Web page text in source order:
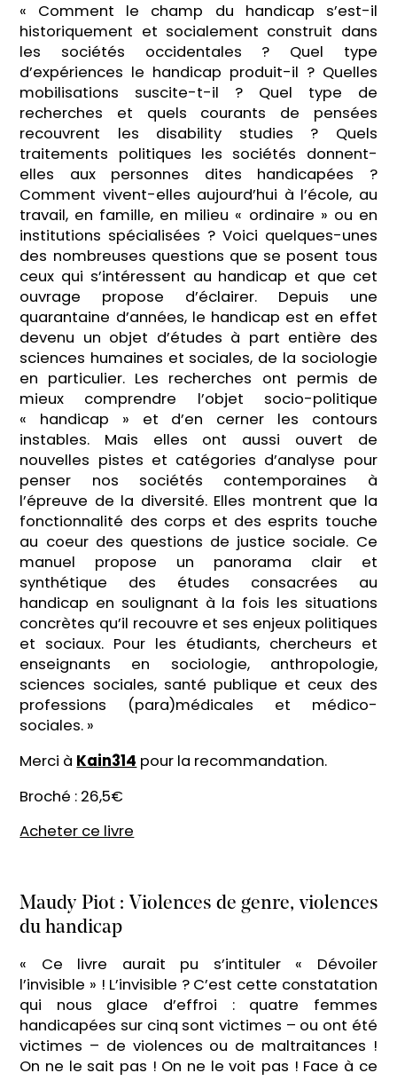
« Comment le champ du handicap s’est-il
historiquement et socialement construit dans
les sociétés occidentales ? Quel type
d’expériences le handicap produit-il ? Quelles
mobilisations suscite-t-il ? Quel type de
recherches et quels courants de pensées
recouvrent les disability studies ? Quels
traitements politiques les sociétés donnent-
elles aux personnes dites handicapées ?
Comment vivent-elles aujourd’hui à l’école, au
travail, en famille, en milieu « ordinaire » ou en
institutions spécialisées ? Voici quelques-unes
des nombreuses questions que se posent tous
ceux qui s’intéressent au handicap et que cet
ouvrage propose d’éclairer. Depuis une
quarantaine d’années, le handicap est en effet
devenu un objet d’études à part entière des
sciences humaines et sociales, de la sociologie
en particulier. Les recherches ont permis de
mieux comprendre l’objet socio-politique
« handicap » et d’en cerner les contours
instables. Mais elles ont aussi ouvert de
nouvelles pistes et catégories d’analyse pour
penser nos sociétés contemporaines à
l’épreuve de la diversité. Elles montrent que la
fonctionnalité des corps et des esprits touche
au coeur des questions de justice sociale. Ce
manuel propose un panorama clair et
synthétique des études consacrées au
handicap en soulignant à la fois les situations
concrètes qu’il recouvre et ses enjeux politiques
et sociaux. Pour les étudiants, chercheurs et
enseignants en sociologie, anthropologie,
sciences sociales, santé publique et ceux des
professions (para)médicales et médico-
sociales. »
Merci à Kain314 pour la recommandation.
Broché : 26,5€
Acheter ce livre
Maudy Piot : Violences de genre, violences
du handicap
« Ce livre aurait pu s’intituler « Dévoiler
l’invisible » ! L’invisible ? C’est cette constatation
qui nous glace d’effroi : quatre femmes
handicapées sur cinq sont victimes – ou ont été
victimes – de violences ou de maltraitances !
On ne le sait pas ! On ne le voit pas ! Face à ce